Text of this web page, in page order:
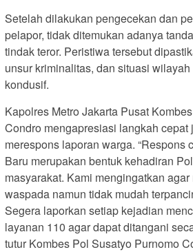
Setelah dilakukan pengecekan dan
pelapor, tidak ditemukan adanya
tindak teror. Peristiwa tersebut
unsur kriminalitas, dan situasi
kondusif.
Kapolres Metro Jakarta Pusat
Condro mengapresiasi langkah cepat
merespons laporan warga. “Respons
Baru merupakan bentuk kehadiran
masyarakat. Kami mengingatkan
waspada namun tidak mudah
Segera laporkan setiap kejadian
layanan 110 agar dapat ditangani
tutur Kombes Pol Susatyo Purnomo